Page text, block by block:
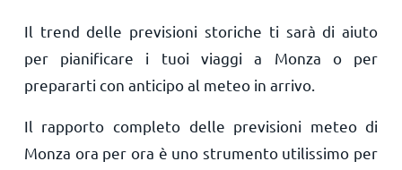
Il trend delle previsioni storiche ti sarà di aiuto
per pianificare i tuoi viaggi a Monza o per
prepararti con anticipo al meteo in arrivo.
Il rapporto completo delle previsioni meteo di
Monza ora per ora è uno strumento utilissimo per